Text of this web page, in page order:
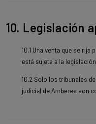
10. Legislación
10.1 Una venta que se
está sujeta a la
10.2 Solo los tribunales
judicial de Amberes son